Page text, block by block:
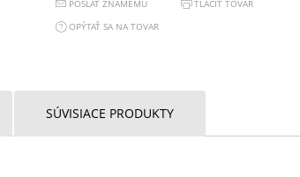
POSLAŤ ZNÁMEMU
TLAČIŤ TOVAR
OPÝTAŤ SA NA TOVAR
SÚVISIACE PRODUKTY